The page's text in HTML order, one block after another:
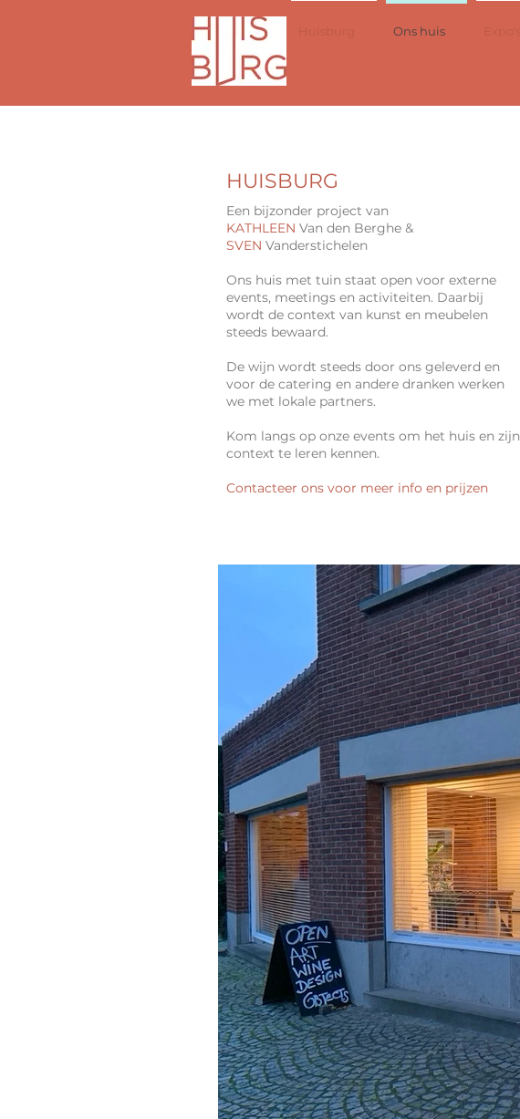
Huisburg Ons huis Expo's
HUISBURG
Een bijzonder project van
KATHLEEN Van den Berghe &
SVEN Vanderstichelen
Ons huis met tuin staat open voor externe
events, meetings en activiteiten. Daarbij
wordt de context van kunst en meubelen
steeds bewaard.
De wijn wordt steeds door ons geleverd en
voor de catering en andere dranken werken
we met lokale partners.
Kom langs op onze events om het huis en zijn
context te leren kennen.
Contacteer ons voor meer info en prijzen